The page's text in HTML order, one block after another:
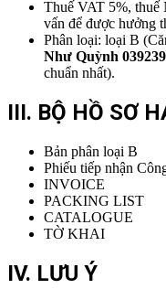
Thuế VAT 5%, thuế
vấn để được hưởng
Phân loại: loại B
Như Quỳnh
chuẩn nhất).
III. BỘ HỒ SƠ
Bản phân loại B
Phiếu tiếp nhận
INVOICE
PACKING LIST
CATALOGUE
TỜ KHAI
IV. LƯU Ý